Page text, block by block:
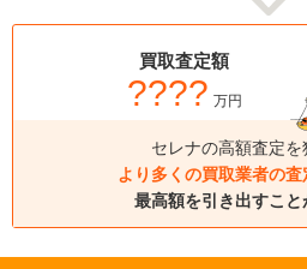
買取査定額
???? 万円
セレナの高額査定を
より多くの買取業者の査
最高額を引き出すこと